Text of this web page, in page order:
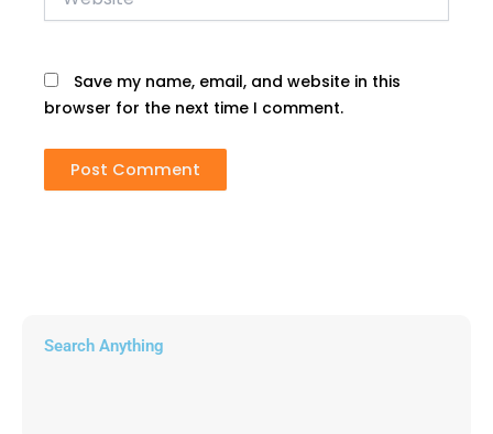
Save my name, email, and website in this
browser for the next time I comment.
Search Anything